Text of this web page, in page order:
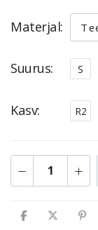
Materjal
Suurus S
Kasv R2